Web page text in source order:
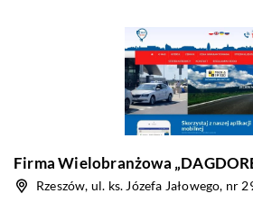
Firma Wielobranżowa
Rzeszów, ul. ks. Józefa Jałowego, nr